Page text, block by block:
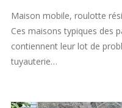
Maison mobile, roulotte
Ces maisons typiques des
contiennent leur lot de
tuyauterie…